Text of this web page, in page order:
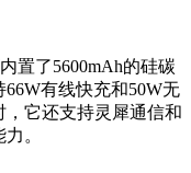
置了5600mAh的硅碳
有线快充和50W无
它还支持灵犀通信和
。